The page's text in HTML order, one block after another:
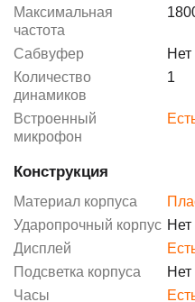
Максимальная
частота
Сабвуфер
Нет
Количество
динамиков
1
Встроенный
микрофон
Конструкция
Материал корпуса
Ударопрочный корпус Нет
Дисплей
Подсветка корпуса
Нет
Часы